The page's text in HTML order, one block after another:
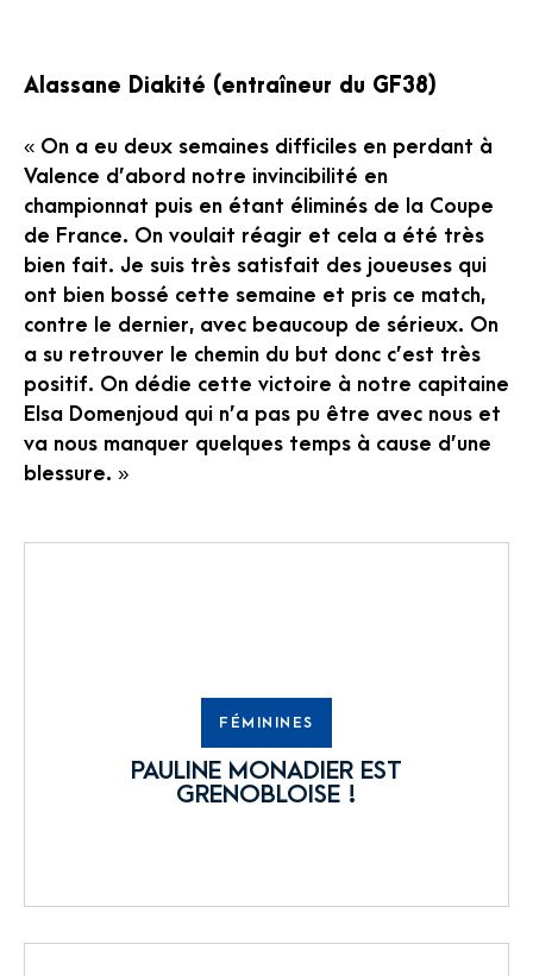
Alassane Diakité (entraîneur du GF38)
« On a eu deux semaines difficiles en perdant à
Valence d’abord notre invincibilité en
championnat puis en étant éliminés de la Coupe
de France. On voulait réagir et cela a été très
bien fait. Je suis très satisfait des joueuses qui
ont bien bossé cette semaine et pris ce match,
contre le dernier, avec beaucoup de sérieux. On
a su retrouver le chemin du but donc c’est très
positif. On dédie cette victoire à notre capitaine
Elsa Domenjoud qui n’a pas pu être avec nous et
va nous manquer quelques temps à cause d’une
blessure. »
FÉMININES
PAULINE MONADIER EST
GRENOBLOISE !